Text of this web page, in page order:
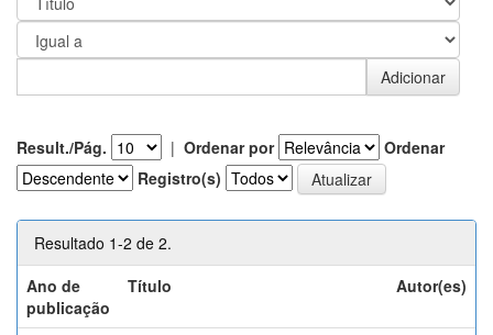
Result./Pág. | Ordenar por
Ordenar
Registro(s)
Resultado 1-2 de 2.
Ano de
publicação
Título Autor(es)